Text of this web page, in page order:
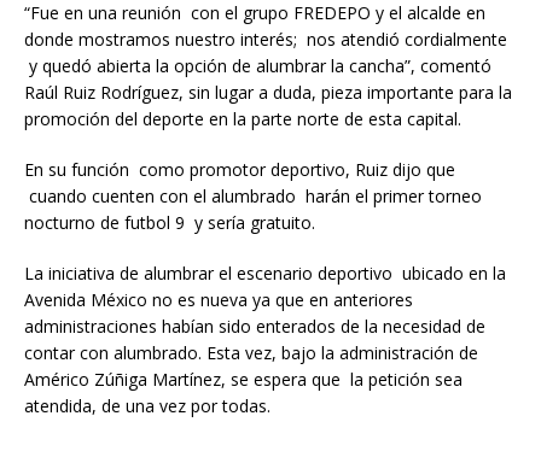
“Fue en una reunión con el grupo FREDEPO y el alcalde en
donde mostramos nuestro interés; nos atendió cordialmente
y quedó abierta la opción de alumbrar la cancha”, comentó
Raúl Ruiz Rodríguez, sin lugar a duda, pieza importante para la
promoción del deporte en la parte norte de esta capital.
En su función como promotor deportivo, Ruiz dijo que
cuando cuenten con el alumbrado harán el primer torneo
nocturno de futbol 9 y sería gratuito.
La iniciativa de alumbrar el escenario deportivo ubicado en la
Avenida México no es nueva ya que en anteriores
administraciones habían sido enterados de la necesidad de
contar con alumbrado. Esta vez, bajo la administración de
Américo Zúñiga Martínez, se espera que la petición sea
atendida, de una vez por todas.